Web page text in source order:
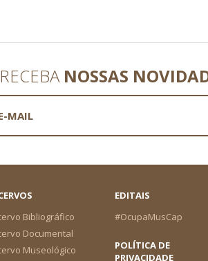
NOSSAS
Bibliográfico
Documental
Museológico
EDITAIS
#OcupaMusCap
POLÍTICA DE
PRIVACIDADE